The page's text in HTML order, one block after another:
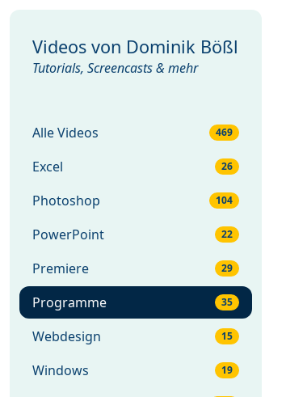
Videos von Dominik Bößl
Tutorials, Screencasts & mehr
Alle Videos 469
Excel 26
Photoshop 104
PowerPoint 22
Premiere 29
Programme 35
Webdesign 15
Windows 19